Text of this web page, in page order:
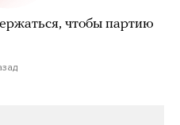
чтобы партию